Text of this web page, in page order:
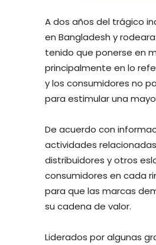
A dos años del trágico
en Bangladesh y
tenido que ponerse en
principalmente en lo
y los consumidores no
para estimular una
De acuerdo con
actividades
distribuidores y otros
consumidores en cada
para que las marcas
su cadena de valor.
Liderados por algunas